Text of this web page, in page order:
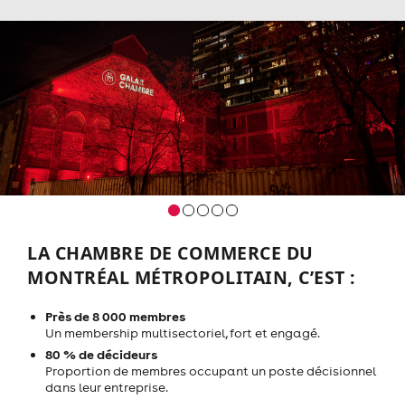
LA CHAMBRE DE COMMERCE DU
MONTRÉAL MÉTROPOLITAIN, C’EST :
Près de 8 000 membres
Un membership multisectoriel, fort et engagé.
80 % de décideurs
Proportion de membres occupant un poste décisionnel
dans leur entreprise.